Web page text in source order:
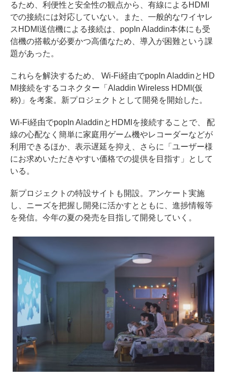
るため、利便性と安全性の観点から、有線によるHDMI
での接続には対応していない。また、一般的なワイヤレ
スHDMI送信機による接続は、popIn Aladdin本体にも受
信機の搭載が必要かつ高価なため、導入が困難という課
題があった。
これらを解決するため、 Wi-Fi経由でpopIn AladdinとHD
MI接続をするコネクター「Aladdin Wireless HDMI(仮
称)」を考案。新プロジェクトとして開発を開始した。
Wi-Fi経由でpopIn AladdinとHDMIを接続することで、 配
線の心配なく簡単に家庭用ゲーム機やレコーダーなどが
利用できるほか、表示遅延を抑え、さらに「ユーザー様
にお求めいただきやすい価格での提供を目指す」として
いる。
新プロジェクトの特設サイトも開設。アンケート実施
し、ニーズを把握し開発に活かすとともに、進捗情報等
を発信。今年の夏の発売を目指して開発していく。